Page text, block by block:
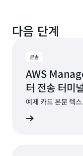
다음 단계
콘솔
AWS
터 전송 터미
예제 카드 본문 텍